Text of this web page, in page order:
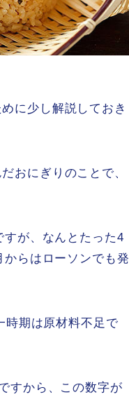
に少し解説しておき
おにぎりのことで、
すが、なんとたった4
らはローソンでも発
時期は原材料不足で
すから、この数字が